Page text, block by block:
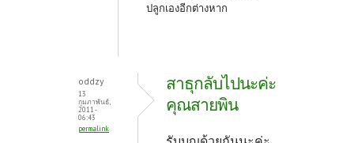
ปลูกเองอีกต่างหาก
oddzy
13
กุมภาพันธ์,
2011 -
06:43
permalink
สาธุกลับไปนะค่ะ
คุณสายพิน